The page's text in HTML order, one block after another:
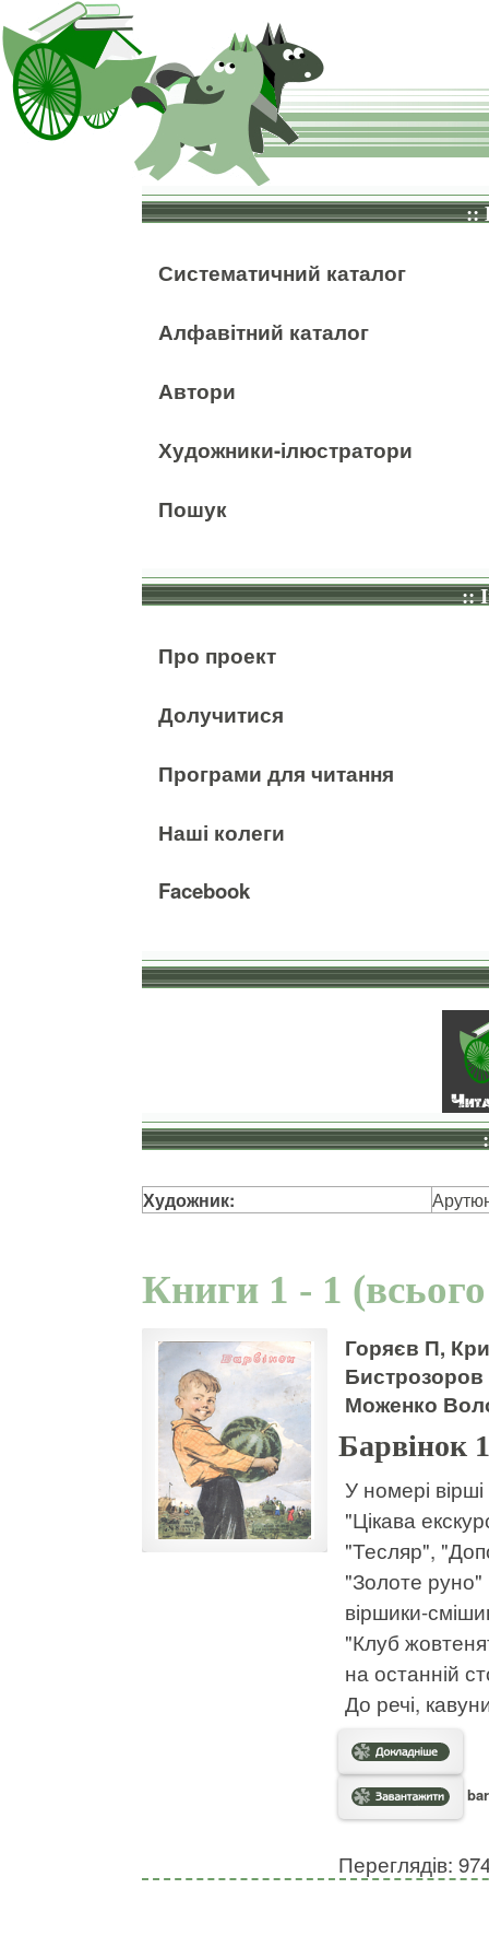
::
Систематичний каталог
Алфавітний каталог
Автори
Художники-ілюстратори
Пошук
::
Про проект
Долучитися
Програми для читання
Наші колеги
Facebook
Художник:
Книги 1 - 1
Горяєв П,
Бистрозоров
Моженко
Барвінок
У номері
"Цікава
"Тесляр",
"Золоте
віршики-
"Клуб
на останній
До речі,
Переглядів: